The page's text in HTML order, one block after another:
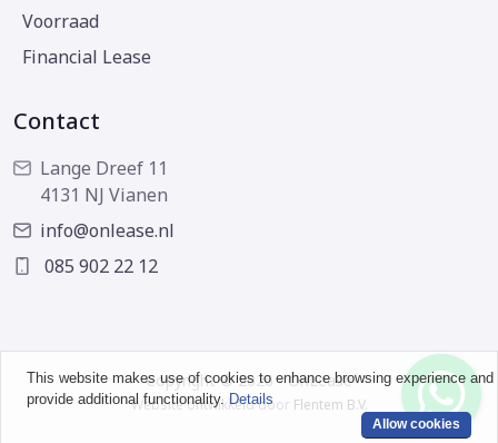
Voorraad
Financial Lease
Contact
Lange Dreef 11
4131 NJ Vianen
info@onlease.nl
085 902 22 12
Copyright © 2026 - OnLease
Website ontwikkeld door Flentem B.V.
This website makes use of cookies to enhance browsing experience and
provide additional functionality. Details
Allow cookies